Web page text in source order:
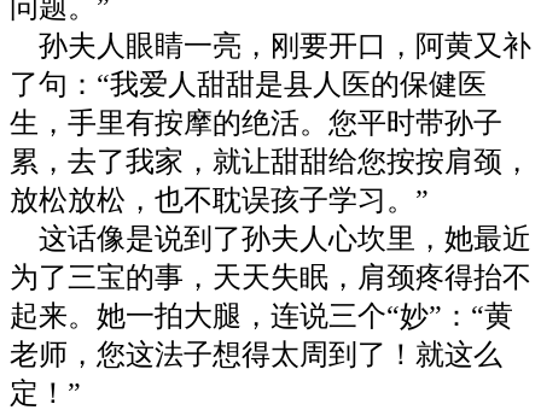
问题。”
孙夫人眼睛一亮，刚要开口，阿黄又补
了句：“我爱人甜甜是县人医的保健医
生，手里有按摩的绝活。您平时带孙子
累，去了我家，就让甜甜给您按按肩颈，
放松放松，也不耽误孩子学习。”
这话像是说到了孙夫人心坎里，她最近
为了三宝的事，天天失眠，肩颈疼得抬不
起来。她一拍大腿，连说三个“妙”：“黄
老师，您这法子想得太周到了！就这么
定！”